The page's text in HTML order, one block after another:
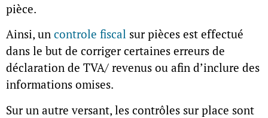
pièce.
Ainsi, un controle fiscal sur pièces est effectué
dans le but de corriger certaines erreurs de
déclaration de TVA/ revenus ou afin d’inclure des
informations omises.
Sur un autre versant, les contrôles sur place sont